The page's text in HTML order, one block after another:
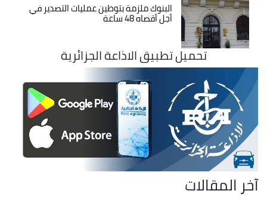
البنوك ملزمة بتوطين عمليات التصدير في
أجل أقصاه 48 ساعة
تحميل تطبيق الاذاعة الجزائرية
آخر المقالات